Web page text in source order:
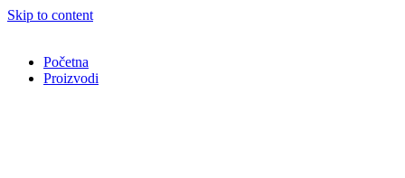
Skip to content
Početna
Proizvodi